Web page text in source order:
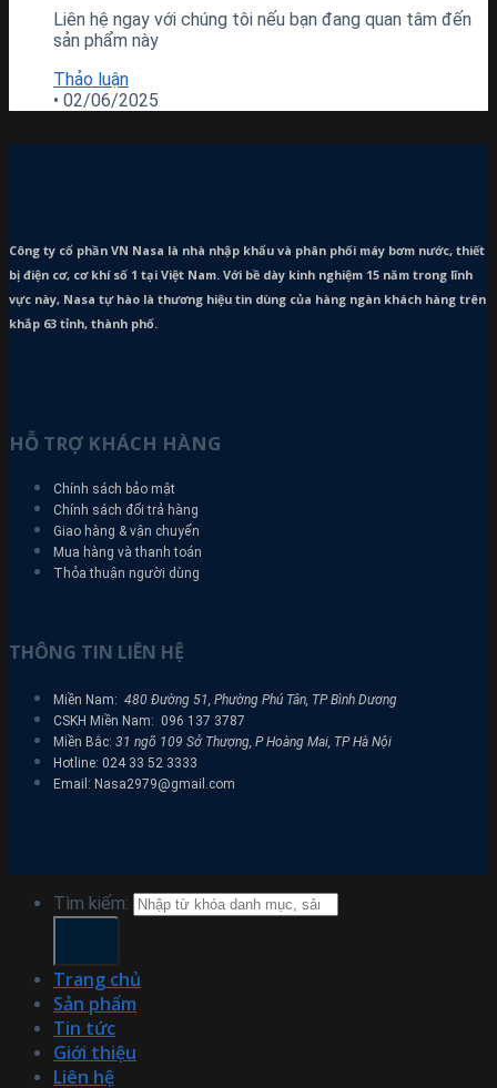
Liên hệ ngay với chúng tôi nếu bạn đang quan tâm đến
sản phẩm này
Thảo luận
• 02/06/2025
Công ty cổ phần VN Nasa là nhà nhập khẩu và phân phối máy bơm nước, thiết
bị điện cơ, cơ khí số 1 tại Việt Nam. Với bề dày kinh nghiệm 15 năm trong lĩnh
vực này, Nasa tự hào là thương hiệu tin dùng của hàng ngàn khách hàng trên
khắp 63 tỉnh, thành phố.
HỖ TRỢ KHÁCH HÀNG
Chính sách bảo mật
Chính sách đổi trả hàng
Giao hàng & vận chuyển
Mua hàng và thanh toán
Thỏa thuận người dùng
THÔNG TIN LIÊN HỆ
Miền Nam: 480 Đường 51, Phường Phú Tân, TP Bình Dương
CSKH Miền Nam: 096 137 3787
Miền Bắc: 31 ngõ 109 Sở Thượng, P Hoàng Mai, TP Hà Nội
Hotline: 024 33 52 3333
Email: Nasa2979@gmail.com
Tìm kiếm:
Trang chủ
Sản phẩm
Tin tức
Giới thiệu
Liên hệ